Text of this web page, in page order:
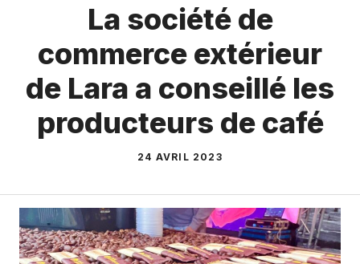
La société de
commerce extérieur
de Lara a conseillé les
producteurs de café
24 AVRIL 2023